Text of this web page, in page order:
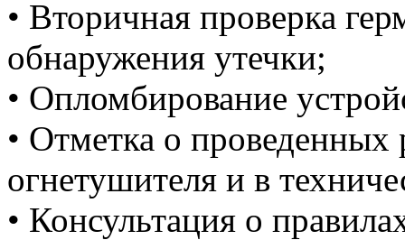
• Вторичная проверка
обнаружения утечки;
• Опломбирование
• Отметка о проведенных
огнетушителя и в
• Консультация о